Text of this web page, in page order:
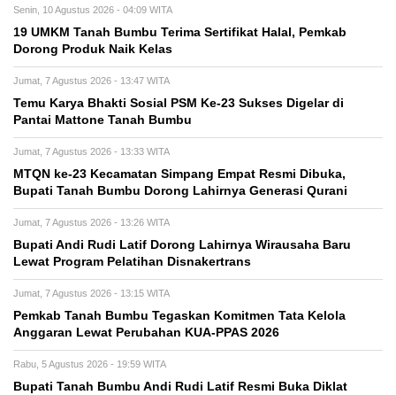
Senin, 10 Agustus 2026 - 04:09 WITA
19 UMKM Tanah Bumbu Terima Sertifikat Halal, Pemkab
Dorong Produk Naik Kelas
Jumat, 7 Agustus 2026 - 13:47 WITA
Temu Karya Bhakti Sosial PSM Ke-23 Sukses Digelar di
Pantai Mattone Tanah Bumbu
Jumat, 7 Agustus 2026 - 13:33 WITA
MTQN ke-23 Kecamatan Simpang Empat Resmi Dibuka,
Bupati Tanah Bumbu Dorong Lahirnya Generasi Qurani
Jumat, 7 Agustus 2026 - 13:26 WITA
Bupati Andi Rudi Latif Dorong Lahirnya Wirausaha Baru
Lewat Program Pelatihan Disnakertrans
Jumat, 7 Agustus 2026 - 13:15 WITA
Pemkab Tanah Bumbu Tegaskan Komitmen Tata Kelola
Anggaran Lewat Perubahan KUA-PPAS 2026
Rabu, 5 Agustus 2026 - 19:59 WITA
Bupati Tanah Bumbu Andi Rudi Latif Resmi Buka Diklat